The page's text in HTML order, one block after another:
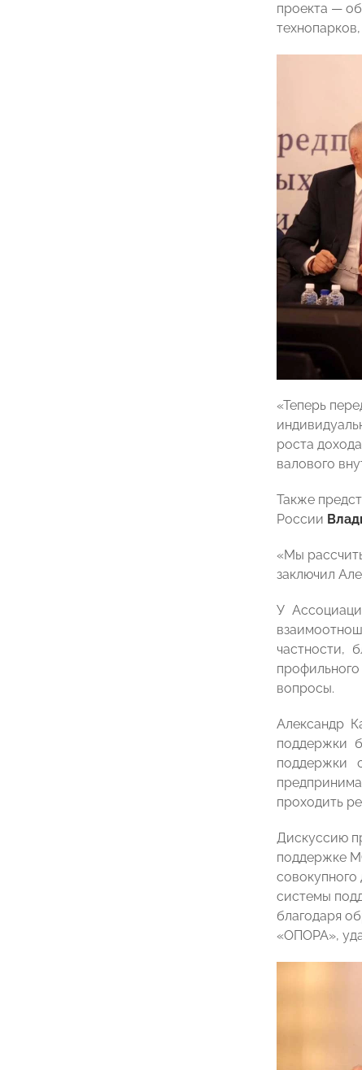
проекта —
«Теперь
роста
валового
Также
России
«Мы
заключил
У
частности,
вопросы.
Александр
поддержки
поддержки
проходить
Дискуссию
поддержке
совокупного
системы
благодаря
«ОПОРА»,